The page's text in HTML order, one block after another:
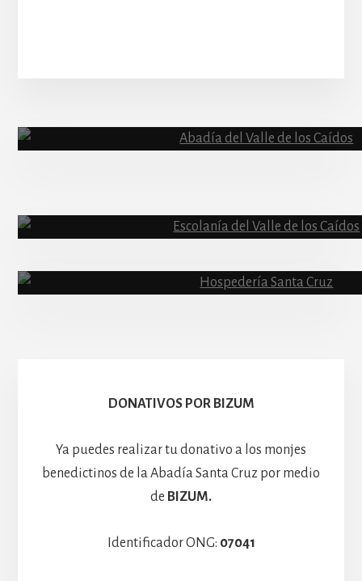
Content
Hospedería
DONATIVOS POR BIZUM
Ya puedes realizar tu donativo a los monjes
benedictinos de la Abadía Santa Cruz por medio
de BIZUM.
Identificador ONG: 07041